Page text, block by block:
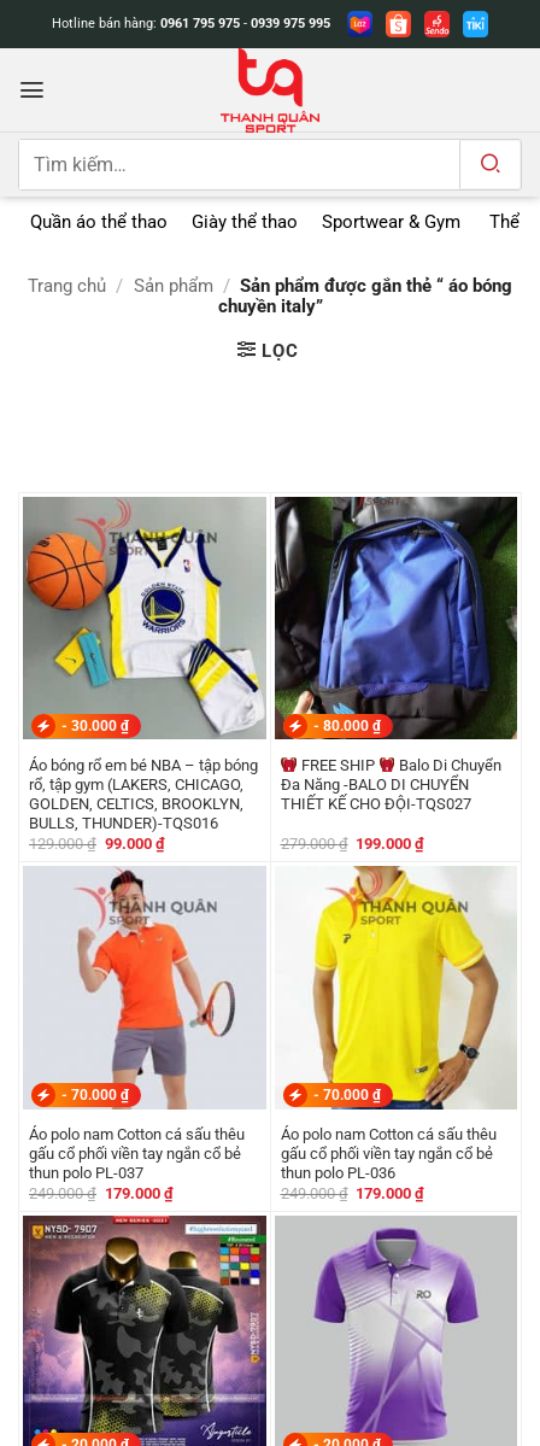
dung
Hotline bán hàng: 0961 795 975 - 0939 975 995
Tìm
Quần áo thể thao Giày thể thao Sportwear & Gym Thể
Trang chủ / Sản phẩm / Sản phẩm được gắn thẻ “ áo bóng
chuyền italy”
LỌC
- 30.000 ₫
Áo bóng rổ em bé NBA – tập bóng
rổ, tập gym (LAKERS, CHICAGO,
GOLDEN, CELTICS, BROOKLYN,
BULLS, THUNDER)-TQS016
129.000₫ Giá
là:
129.000 ₫.
99.000 ₫Giá
hiện
tại
99.000 ₫.
- 80.000 ₫
FREE SHIP
Balo Di Chuyển
Đa Năng -BALO DI CHUYỂN
THIẾT KẾ CHO ĐỘI-TQS027
279.000₫ Giá
là:
279.000 ₫.
199.000₫Giá
tại
là:
199.000 ₫.
- 70.000 ₫
Áo polo nam Cotton cá sấu thêu
gấu cổ phối viền tay ngắn cổ bẻ
thun polo PL-037
249.000₫ Giá
là:
249.000 ₫.
179.000 ₫Giá
hiện
tại
là:
179.000 ₫.
- 70.000 ₫
Áo polo nam Cotton cá sấu thêu
gấu cổ phối viền tay ngắn cổ bẻ
thun polo PL-036
249.000₫ Giá
là:
249.000 ₫.
179.000₫Giá
tại
179.000 ₫.